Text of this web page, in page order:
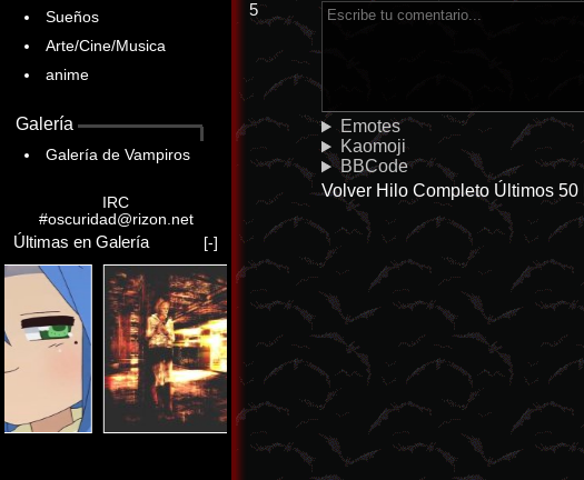
Sueños
Arte/Cine/Musica
anime
Galería
Galería de Vampiros
IRC
#oscuridad@rizon.net
Últimas en Galería [-]
5
Emotes
Kaomoji
BBCode
Volver Hilo Completo Últimos 50